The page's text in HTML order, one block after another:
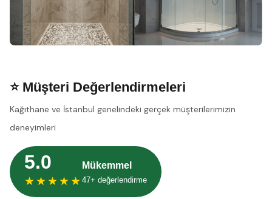
⭐ Müşteri Değerlendirmeleri
Kağıthane ve İstanbul genelindeki gerçek müşterilerimizin
deneyimleri
5.0
★★★★★
Mükemmel
47+ değerlendirme